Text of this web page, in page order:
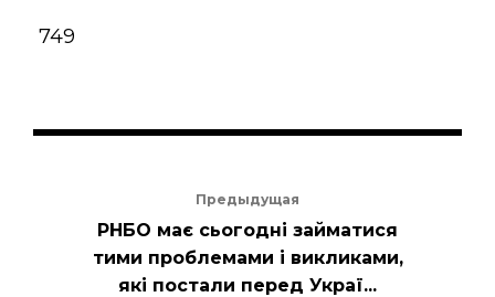
749
Предыдущая
РНБО має сьогодні займатися
тими проблемами і викликами,
які постали перед Украї...